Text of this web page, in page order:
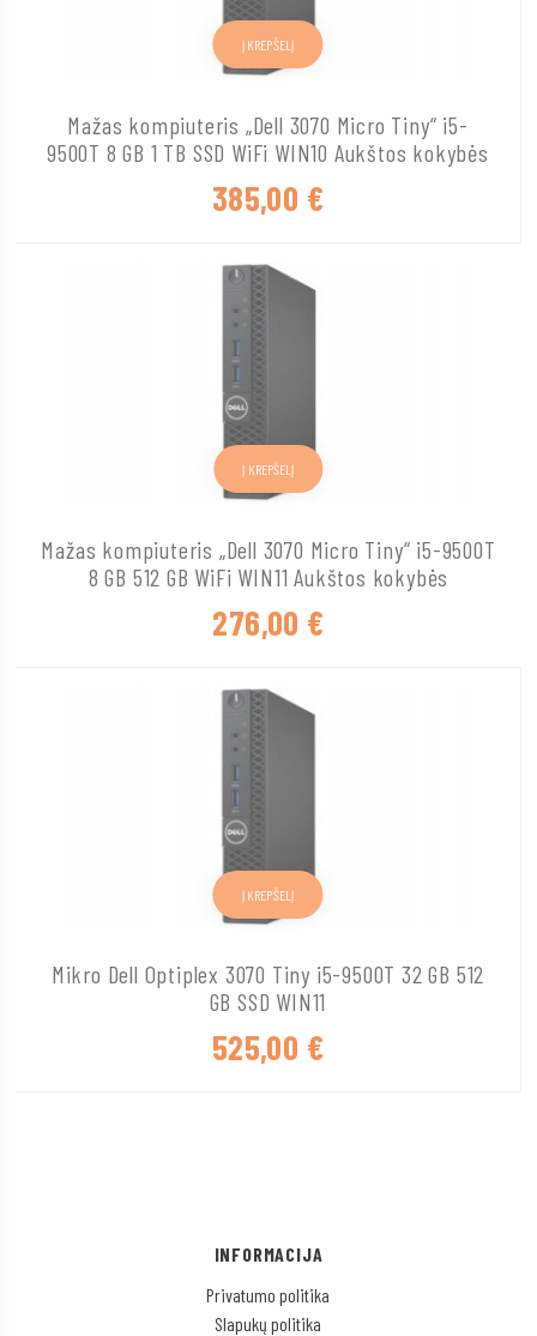
Mažas kompiuteris „Dell 3070 Micro Tiny“ i5-
9500T 8 GB 1 TB SSD WiFi WIN10 Aukštos kokybės
385,00 €
Į KREPŠELĮ
Mažas kompiuteris „Dell 3070 Micro Tiny“ i5-9500T
8 GB 512 GB WiFi WIN11 Aukštos kokybės
276,00 €
Į KREPŠELĮ
Mikro Dell Optiplex 3070 Tiny i5-9500T 32 GB 512
GB SSD WIN11
525,00 €
Į KREPŠELĮ
INFORMACIJA
Privatumo politika
Slapukų politika